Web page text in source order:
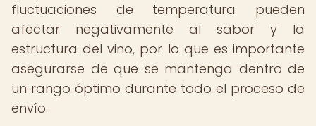
fluctuaciones de temperatura pueden
afectar negativamente al sabor y la
estructura del vino, por lo que es importante
asegurarse de que se mantenga dentro de
un rango óptimo durante todo el proceso de
envío.